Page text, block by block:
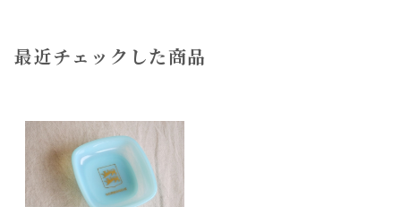
最近チェックした商品